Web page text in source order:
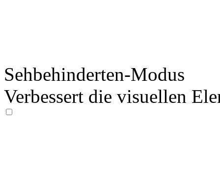
Sehbehinderten-Modus
Verbessert die visuellen